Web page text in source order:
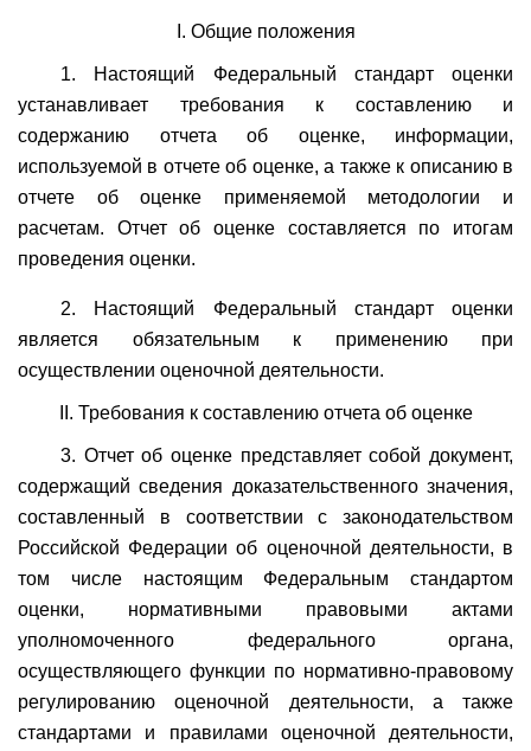
I. Общие положения
1. Настоящий Федеральный стандарт оценки
устанавливает требования к составлению и
содержанию отчета об оценке, информации,
используемой в отчете об оценке, а также к описанию в
отчете об оценке применяемой методологии и
расчетам. Отчет об оценке составляется по итогам
проведения оценки.
2. Настоящий Федеральный стандарт оценки
является обязательным к применению при
осуществлении оценочной деятельности.
II. Требования к составлению отчета об оценке
3. Отчет об оценке представляет собой документ,
содержащий сведения доказательственного значения,
составленный в соответствии с законодательством
Российской Федерации об оценочной деятельности, в
том числе настоящим Федеральным стандартом
оценки, нормативными правовыми актами
уполномоченного федерального органа,
осуществляющего функции по нормативно-правовому
регулированию оценочной деятельности, а также
стандартами и правилами оценочной деятельности,